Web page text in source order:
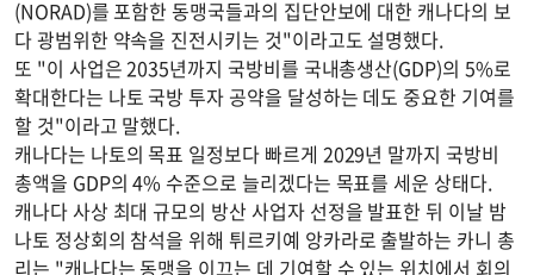
(NORAD)를 포함한 동맹국들과의 집단안보에 대한 캐나다의 보
다 광범위한 약속을 진전시키는 것"이라고도 설명했다.
또 "이 사업은 2035년까지 국방비를 국내총생산(GDP)의 5%로
확대한다는 나토 국방 투자 공약을 달성하는 데도 중요한 기여를
할 것"이라고 말했다.
캐나다는 나토의 목표 일정보다 빠르게 2029년 말까지 국방비
총액을 GDP의 4% 수준으로 늘리겠다는 목표를 세운 상태다.
캐나다 사상 최대 규모의 방산 사업자 선정을 발표한 뒤 이날 밤
나토 정상회의 참석을 위해 튀르키예 앙카라로 출발하는 카니 총
리는 "캐나다는 동맹을 이끄는 데 기여할 수 있는 위치에서 회의